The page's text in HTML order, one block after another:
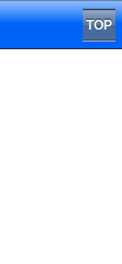
TOP